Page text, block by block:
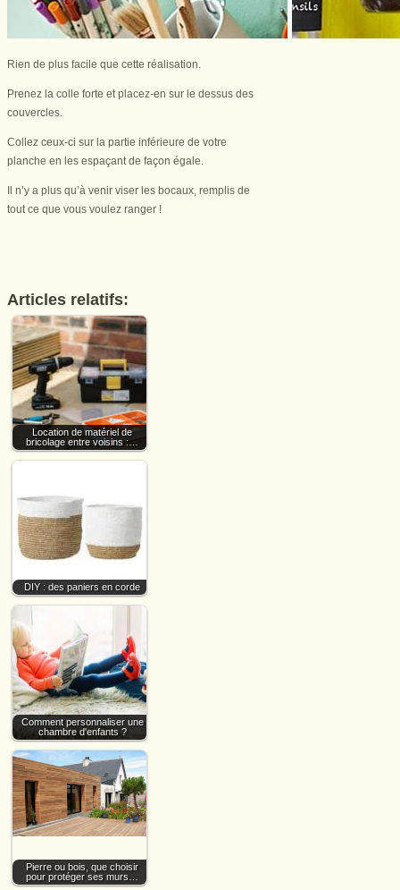
Rien de plus facile que cette réalisation.
Prenez la colle forte et placez-en sur le dessus des
couvercles.
Collez ceux-ci sur la partie inférieure de votre
planche en les espaçant de façon égale.
Il n’y a plus qu’à venir viser les bocaux, remplis de
tout ce que vous voulez ranger !
Articles relatifs:
Location de matériel de
bricolage entre voisins :…
DIY : des paniers en corde
Comment personnaliser une
chambre d'enfants ?
Pierre ou bois, que choisir
pour protéger ses murs…